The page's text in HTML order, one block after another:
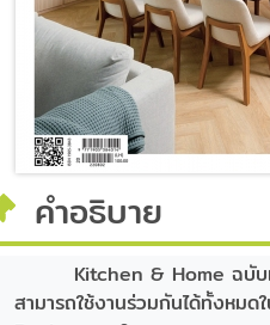
คำอธิบาย
Kitchen & Home ฉบับ
สามารถใช้งานร่วมกันได้ทั้งหม